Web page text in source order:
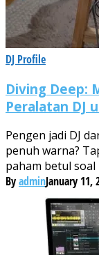
DJ Profile
Diving Deep:
Peralatan DJ
Pengen jadi DJ
penuh warna?
paham betul soal
ByadminJanuary 11,